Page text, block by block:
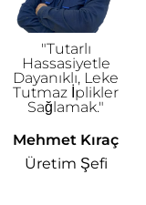
"Tutarlı
Hassasiyetle
Dayanıklı, Leke
Tutmaz İplikler
Sağlamak."
Mehmet Kıraç
Üretim Şefi